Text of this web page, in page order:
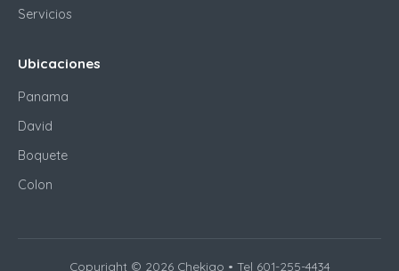
Servicios
Ubicaciones
Panama
David
Boquete
Colon
Copyright © 2026 Chekiao • Tel 601-255-4434